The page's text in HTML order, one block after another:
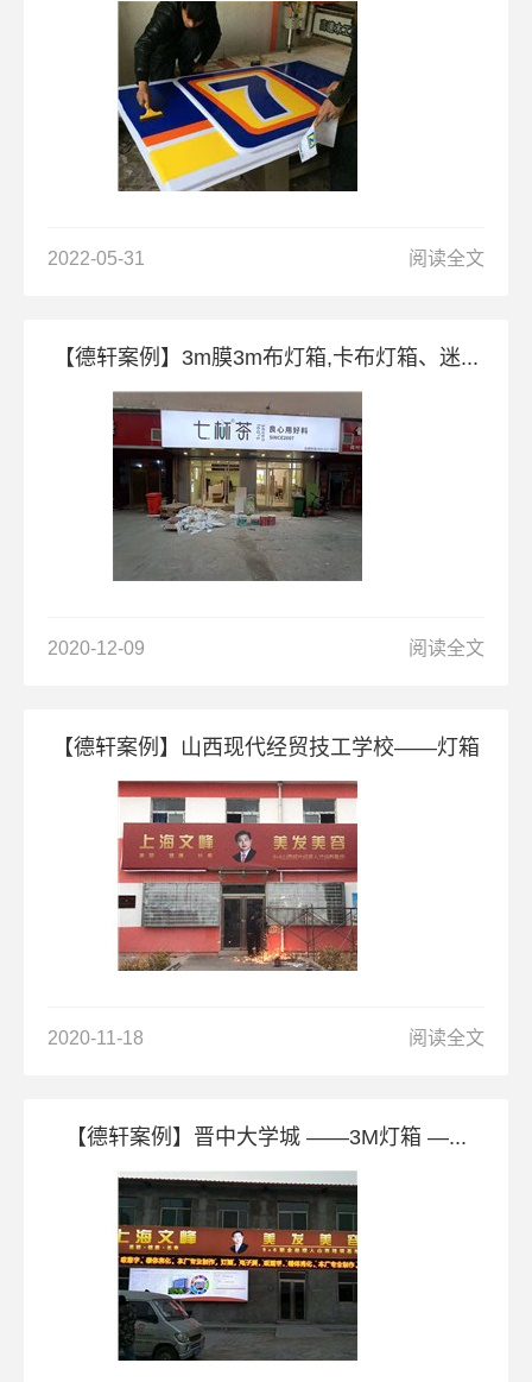
2022-05-31 阅读全文
【德轩案例】3m膜3m布灯箱,卡布灯箱、迷...
2020-12-09 阅读全文
【德轩案例】山西现代经贸技工学校——灯箱
2020-11-18 阅读全文
【德轩案例】晋中大学城 ——3M灯箱 —...